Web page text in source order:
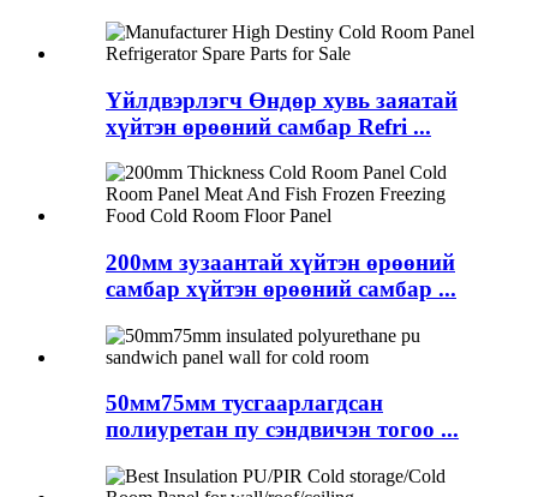
Үйлдвэрлэгч Өндөр хувь заяатай
хүйтэн өрөөний самбар Refri ...
200мм зузаантай хүйтэн өрөөний
самбар хүйтэн өрөөний самбар ...
50мм75мм тусгаарлагдсан
полиуретан пу сэндвичэн тогоо ...